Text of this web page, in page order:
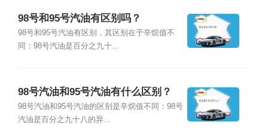
98号和95号汽油有区别吗？
98号和95号汽油有区别，其区别在于辛烷值不
同：98号汽油是百分之九十...
98号汽油和95号汽油有什么区别？
98号汽油和95号汽油的区别是辛烷值不同：98号
汽油是百分之九十八的异...